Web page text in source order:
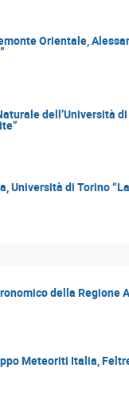
Orientale,
Università di Torino
della Regione
Meteoriti Italia,